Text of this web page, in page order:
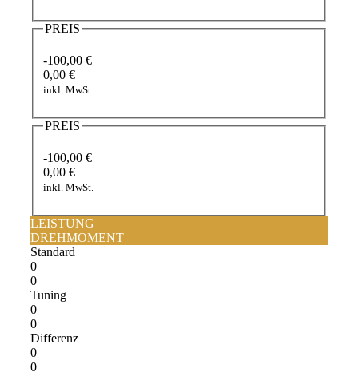
PREIS
-100,00 €
0,00 €
inkl. MwSt.
PREIS
-100,00 €
0,00 €
inkl. MwSt.
LEISTUNG
DREHMOMENT
Standard
0
0
Tuning
0
0
Differenz
0
0